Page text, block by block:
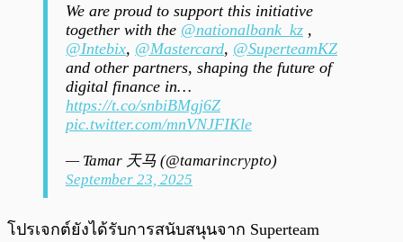
We are proud to support this initiative
together with the @nationalbank_kz ,
@Intebix, @Mastercard, @SuperteamKZ
and other partners, shaping the future of
digital finance in…
https://t.co/snbiBMgj6Z
pic.twitter.com/mnVNJFIKle
— Tamar 天马 (@tamarincrypto)
September 23, 2025
โปรเจกต์ยังได้รับการสนับสนุนจาก Superteam